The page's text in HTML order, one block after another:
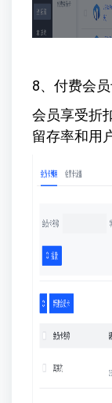
8、付费会
会员享受折
留存率和用